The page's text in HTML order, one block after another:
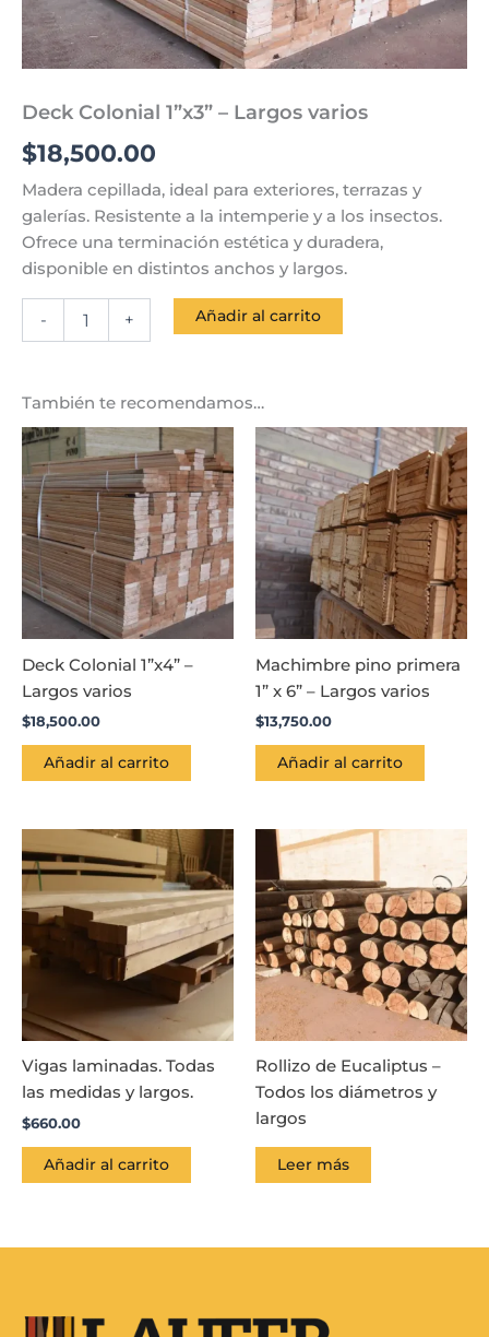
Deck Colonial 1”x3” – Largos varios
$18,500.00
Madera cepillada, ideal para exteriores, terrazas y
galerías. Resistente a la intemperie y a los insectos.
Ofrece una terminación estética y duradera,
disponible en distintos anchos y largos.
- + Añadir al carrito
También te recomendamos…
Deck Colonial 1”x4” –
Largos varios
$18,500.00
Añadir al carrito
Machimbre pino primera
1” x 6” – Largos varios
$13,750.00
Añadir al carrito
Vigas laminadas. Todas
las medidas y largos.
$660.00
Añadir al carrito
Rollizo de Eucaliptus –
Todos los diámetros y
largos
Leer más